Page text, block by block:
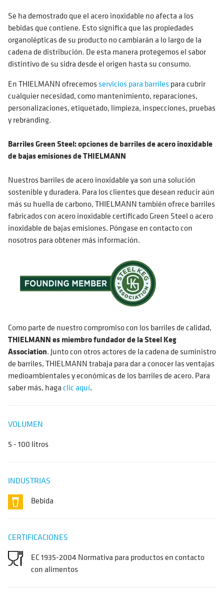
Se ha demostrado que el acero inoxidable no afecta a los
bebidas que contiene. Esto significa que las propiedades
organolépticas de su producto no cambiarán a lo largo de la
cadena de distribución. De esta manera protegemos el sabor
distintivo de su sidra desde el origen hasta su consumo.
En THIELMANN ofrecemos servicios para barrilespara cubrir
cualquier necesidad, como mantenimiento, reparaciones,
personalizaciones, etiquetado, limpieza, inspecciones, pruebas
y rebranding.
Barriles Green Steel: opciones de barriles de acero inoxidable
de bajas emisiones de THIELMANN
Nuestros barriles de acero inoxidable ya son una solución
sostenible y duradera. Para los clientes que desean reducir aún
más su huella de carbono, THIELMANN también ofrece barriles
fabricados con acero inoxidable certificado Green Steel o acero
inoxidable de bajas emisiones. Póngase en contacto con
nosotros para obtener más información.
Como parte de nuestro compromiso con los barriles de calidad,
THIELMANN es miembro fundador de la Steel Keg
Association. Junto con otros actores de la cadena de suministro
de barriles, THIELMANN trabaja para dar a conocer las ventajas
medioambientales y económicas de los barriles de acero. Para
saber más, hagaclic aquí.
VOLUMEN
5 - 100 litros
INDUSTRIAS
Bebida
CERTIFICACIONES
EC 1935-2004 Normativa para productos en contacto
con alimentos